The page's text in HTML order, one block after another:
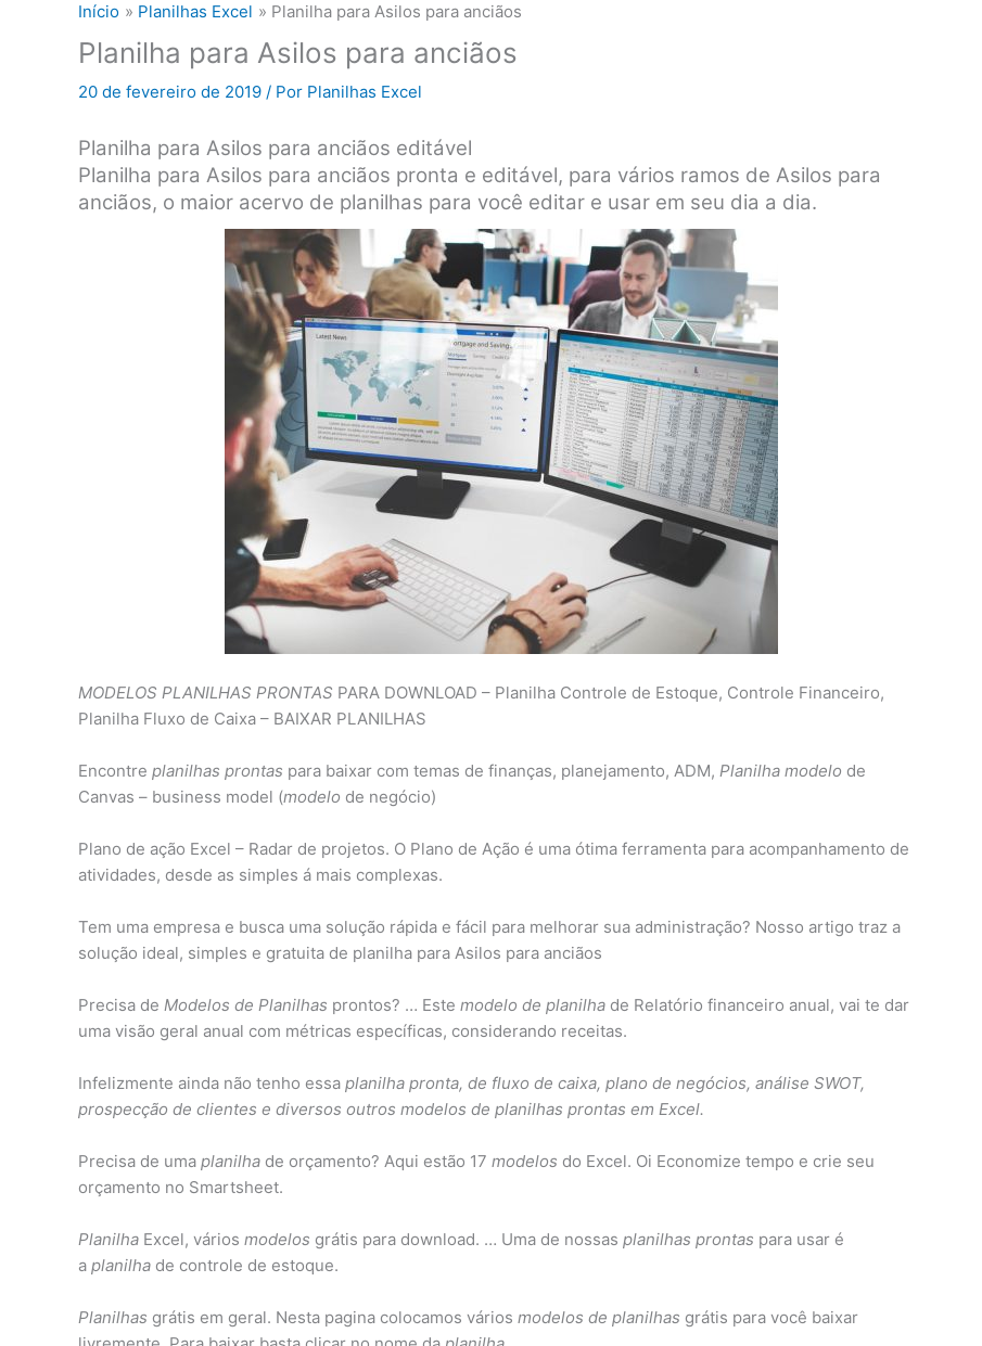
Início Planilhas Excel Planilha para Asilos para anciãos
Planilha para Asilos para anciãos
20 de fevereiro de 2019 / Por Planilhas Excel
Planilha para Asilos para anciãos editável
Planilha para Asilos para anciãos pronta e editável, para vários ramos de Asilos para
anciãos, o maior acervo de planilhas para você editar e usar em seu dia a dia.
MODELOS PLANILHAS PRONTAS PARA DOWNLOAD – Planilha Controle de Estoque, Controle Financeiro,
Planilha Fluxo de Caixa – BAIXAR PLANILHAS
Encontre planilhas prontas para baixar com temas de finanças, planejamento, ADM, Planilha modelo de
Canvas – business model (modelo de negócio)
Plano de ação Excel – Radar de projetos. O Plano de Ação é uma ótima ferramenta para acompanhamento de
atividades, desde as simples á mais complexas.
Tem uma empresa e busca uma solução rápida e fácil para melhorar sua administração? Nosso artigo traz a
solução ideal, simples e gratuita de planilha para Asilos para anciãos
Precisa de Modelos de Planilhas prontos? … Este modelo de planilha de Relatório financeiro anual, vai te dar
uma visão geral anual com métricas específicas, considerando receitas.
Infelizmente ainda não tenho essa planilha pronta, de fluxo de caixa, plano de negócios, análise SWOT,
prospecção de clientes e diversos outros modelos de planilhas prontas em Excel.
Precisa de uma planilha de orçamento? Aqui estão 17 modelos do Excel. Oi Economize tempo e crie seu
orçamento no Smartsheet.
Planilha Excel, vários modelos grátis para download. … Uma de nossas planilhas prontas para usar é
a planilha de controle de estoque.
Planilhas grátis em geral. Nesta pagina colocamos vários modelos de planilhas grátis para você baixar